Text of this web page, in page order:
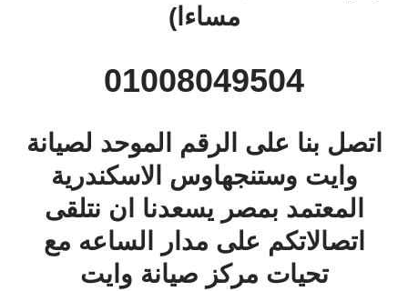
مساءا)
01008049504
اتصل بنا على الرقم الموحد لصيانة
وايت وستنجهاوس الاسكندرية
المعتمد بمصر يسعدنا ان نتلقى
اتصالاتكم على مدار الساعه مع
تحيات مركز صيانة وايت